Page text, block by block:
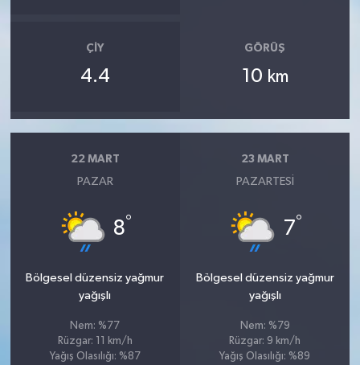
ÇIY
4.4
GÖRÜŞ
10 km
22 MART
PAZAR
8°
Bölgesel düzensiz yağmur
yağışlı
Nem: %77
Rüzgar: 11 km/h
Yağış Olasılığı: %87
23 MART
PAZARTESI
7°
Bölgesel düzensiz yağmur
yağışlı
Nem: %79
Rüzgar: 9 km/h
Yağış Olasılığı: %89